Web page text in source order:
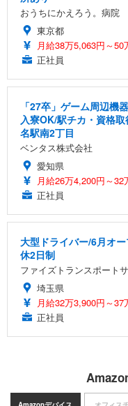
おうちにかえろう。病院
東京都
月給38万5,063円～50
正社員
「27卒」ゲーム周辺機
入寮OK/駅チカ・資格
名駅南2丁目
ベンタス株式会社
愛知県
月給26万4,200円～32
正社員
大型ドライバー/6月オ
休2日制
ファイズトランスポート
埼玉県
月給32万3,900円～37
正社員